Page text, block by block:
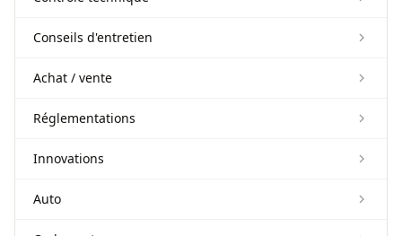
Conseils d'entretien
Achat / vente
Réglementations
Innovations
Auto